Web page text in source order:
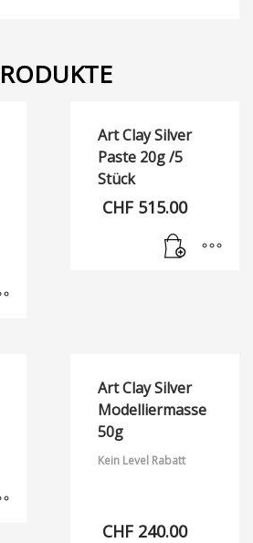
Art Clay Silver
Paste 20g /5
Stück
CHF515.00
Art Clay Silver
Modelliermasse
50g
Kein Level Rabatt
CHF240.00